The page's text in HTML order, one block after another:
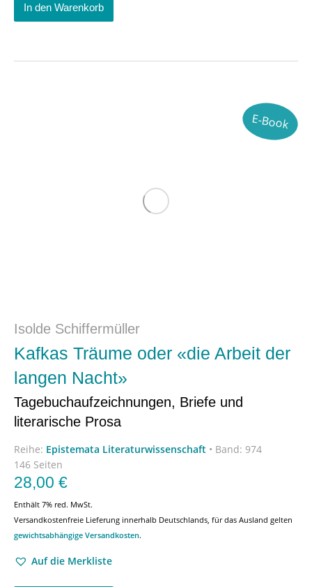
In den Warenkorb
E-Book
Isolde Schiffermüller
Kafkas Träume oder «die Arbeit der
langen Nacht»
Tagebuchaufzeichnungen, Briefe und
literarische Prosa
Reihe: Epistemata Literaturwissenschaft • Band: 974
146 Seiten
28,00 €
Enthält 7% red. MwSt.
Versandkostenfreie Lieferung innerhalb Deutschlands, für das Ausland gelten
gewichtsabhängige Versandkosten.
Auf die Merkliste